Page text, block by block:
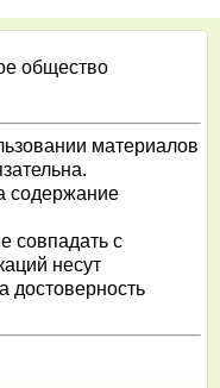
общество
материалов
содержание
совпадать с
несут
достоверность